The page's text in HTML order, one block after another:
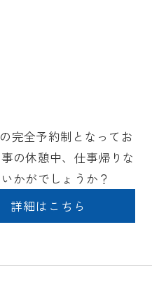
完全予約制となってお
の休憩中、仕事帰りな
かがでしょうか？
詳細はこちら